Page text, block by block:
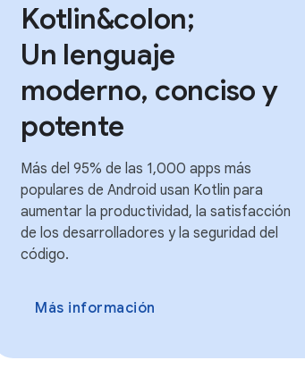
Kotlin&colon;
Un lenguaje
moderno, conciso y
potente
Más del 95% de las 1,000 apps más
populares de Android usan Kotlin para
aumentar la productividad, la satisfacción
de los desarrolladores y la seguridad del
código.
Más información